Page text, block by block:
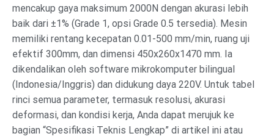
mencakup gaya maksimum 2000N dengan akurasi lebih
baik dari ±1% (Grade 1, opsi Grade 0.5 tersedia). Mesin
memiliki rentang kecepatan 0.01-500 mm/min, ruang uji
efektif 300mm, dan dimensi 450x260x1470 mm. Ia
dikendalikan oleh software mikrokomputer bilingual
(Indonesia/Inggris) dan didukung daya 220V. Untuk tabel
rinci semua parameter, termasuk resolusi, akurasi
deformasi, dan kondisi kerja, Anda dapat merujuk ke
bagian “Spesifikasi Teknis Lengkap” di artikel ini atau